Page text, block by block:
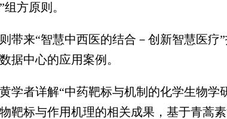
方原则。
来“智慧中西医的结合－创新智慧医疗”
据中心的应用案例。
者详解“中药靶标与机制的化学生物学
靶标与作用机理的相关成果，基于青蒿